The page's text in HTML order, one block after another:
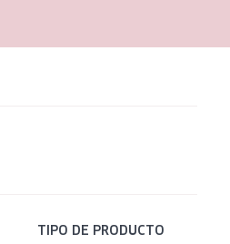
TIPO DE PRODUCTO